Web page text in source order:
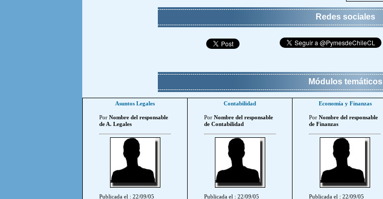
Redes sociales
Módulos temáticos
Asuntos Legales
Por Nombre del responsable
de A. Legales
Publicada el : 22/09/05
Contabilidad
Por Nombre del responsable
de Contabilidad
Publicada el : 22/09/05
Economía y Finanzas
Por Nombre del responsable
de Finanzas
Publicada el : 22/09/05